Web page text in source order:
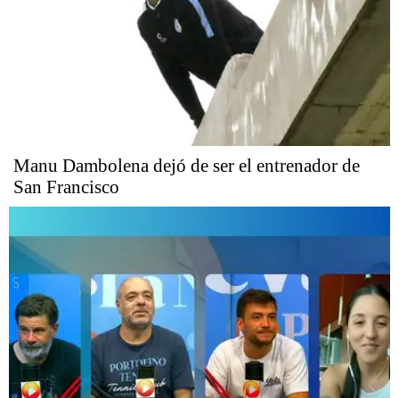
Manu Dambolena dejó de ser el entrenador de
San Francisco